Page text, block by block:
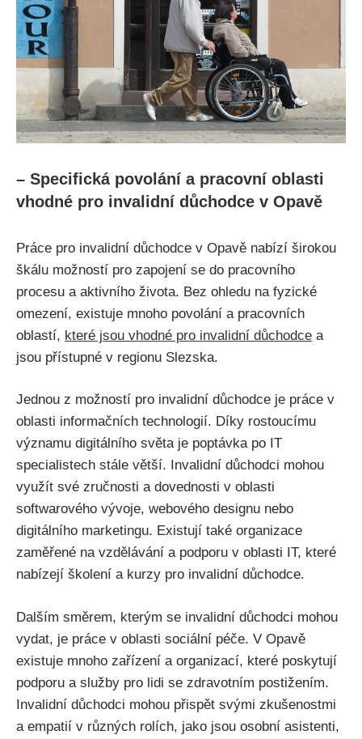
– Specifická povolání a pracovní oblasti
vhodné pro invalidní důchodce v Opavě
Práce pro invalidní důchodce v Opavě nabízí širokou
škálu možností pro zapojení se do pracovního
procesu a aktivního života. Bez ohledu na fyzické
omezení, existuje mnoho povolání a pracovních
oblastí, které jsou vhodné pro invalidní důchodce a
jsou přístupné v regionu Slezska.
Jednou z možností pro invalidní důchodce je práce v
oblasti informačních technologií. Díky rostoucímu
významu digitálního světa je poptávka po IT
specialistech stále větší. Invalidní důchodci mohou
využít své zručnosti a dovednosti v oblasti
softwarového vývoje, webového designu nebo
digitálního marketingu. Existují také organizace
zaměřené na vzdělávání a podporu v oblasti IT, které
nabízejí školení a kurzy pro invalidní důchodce.
Dalším směrem, kterým se invalidní důchodci mohou
vydat, je práce v oblasti sociální péče. V Opavě
existuje mnoho zařízení a organizací, které poskytují
podporu a služby pro lidi se zdravotním postižením.
Invalidní důchodci mohou přispět svými zkušenostmi
a empatií v různých rolích, jako jsou osobní asistenti,